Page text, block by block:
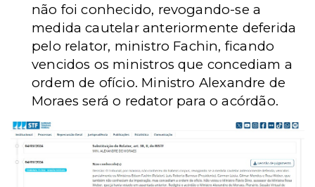
não foi conhecido, revogando-se a
medida cautelar anteriormente deferida
pelo relator, ministro Fachin, ficando
vencidos os ministros que concediam a
ordem de ofício. Ministro Alexandre de
Moraes será o redator para o acórdão.